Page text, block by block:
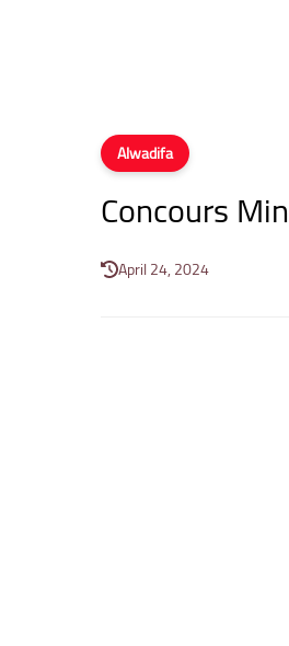
Alwadifa
Concours
April 24, 2024